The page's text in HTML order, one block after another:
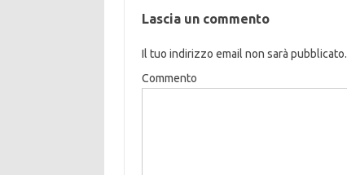
Lascia un commento
Il tuo indirizzo email non sarà pubblicato.
Commento